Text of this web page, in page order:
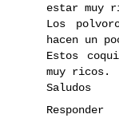
estar muy
Los
hacen un
Estos
muy ricos.
Saludos
Responder